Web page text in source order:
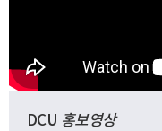
DCU 홍보영상